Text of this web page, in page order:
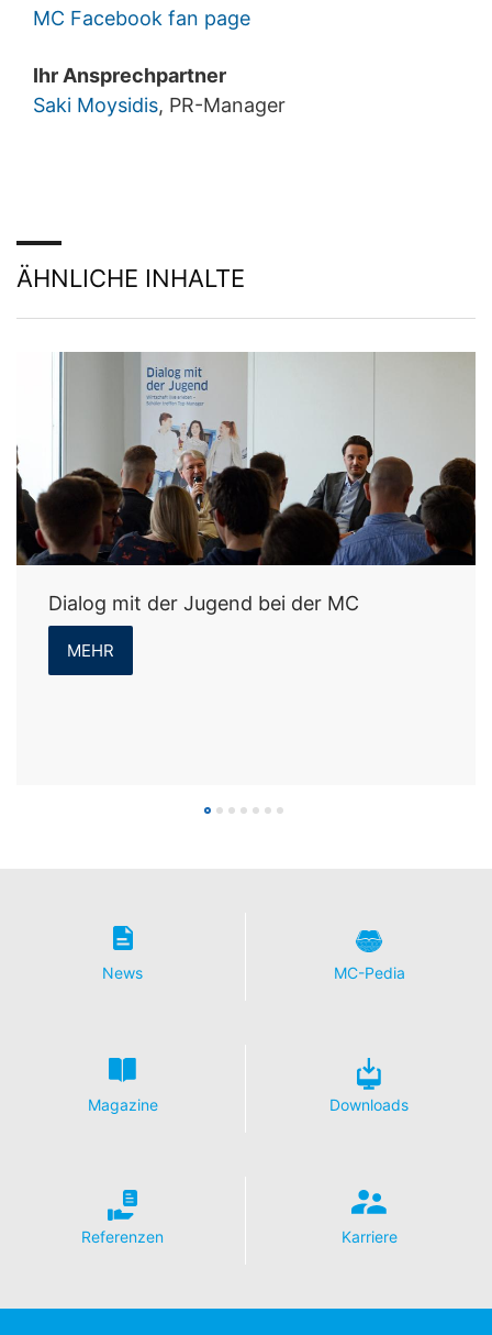
MC Facebook fan page
Ihr Ansprechpartner
Saki Moysidis, PR-Manager
ÄHNLICHE INHALTE
Dialog mit der Jugend bei der MC
MEHR
News MC-Pedia
Magazine Downloads
Referenzen Karriere
Auskunftserteilung zu den zu Ihrer Person
gespeicherten Daten zu ersuchen. Gemäß Art. 17
Löschung und Sperrung einzelner personenbezogener
Daten verlangen.